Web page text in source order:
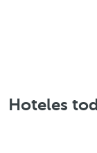
Hoteles